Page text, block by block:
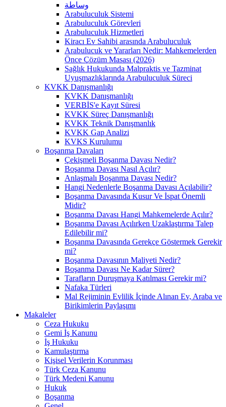
وساطة
Arabuluculuk Sistemi
Arabuluculuk Görevleri
Arabuluculuk Hizmetleri
Kiracı Ev Sahibi arasında Arabuluculuk
Arabulucuk ve Yararları Nedir: Mahkemelerden
Önce Çözüm Masası (2026)
Sağlık Hukukunda Malpraktis ve Tazminat
Uyuşmazlıklarında Arabuluculuk Süreci
KVKK Danışmanlığı
KVKK Danışmanlığı
VERBİS'e Kayıt Süresi
KVKK Süreç Danışmanlığı
KVKK Teknik Danışmanlık
KVKK Gap Analizi
KVKS Kurulumu
Boşanma Davaları
Çekişmeli Boşanma Davası Nedir?
Boşanma Davası Nasıl Açılır?
Anlaşmalı Boşanma Davası Nedir?
Hangi Nedenlerle Boşanma Davası Açılabilir?
Boşanma Davasında Kusur Ve İspat Önemli
Midir?
Boşanma Davası Hangi Mahkemelerde Açılır?
Boşanma Davası Açılırken Uzaklaştırma Talep
Edilebilir mi?
Boşanma Davasında Gerekçe Göstermek Gerekir
mi?
Boşanma Davasının Maliyeti Nedir?
Boşanma Davası Ne Kadar Sürer?
Tarafların Duruşmaya Katılması Gerekir mi?
Nafaka Türleri
Mal Rejiminin Evlilik İçinde Alınan Ev, Araba ve
Birikimlerin Paylaşımı
Makaleler
Ceza Hukuku
Gemi İş Kanunu
İş Hukuku
Kamulaştırma
Kişisel Verilerin Korunması
Türk Ceza Kanunu
Türk Medeni Kanunu
Hukuk
Boşanma